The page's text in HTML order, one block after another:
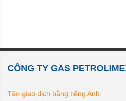
CÔNG TY GAS
Tên giao dịch bằng tiếng Anh: